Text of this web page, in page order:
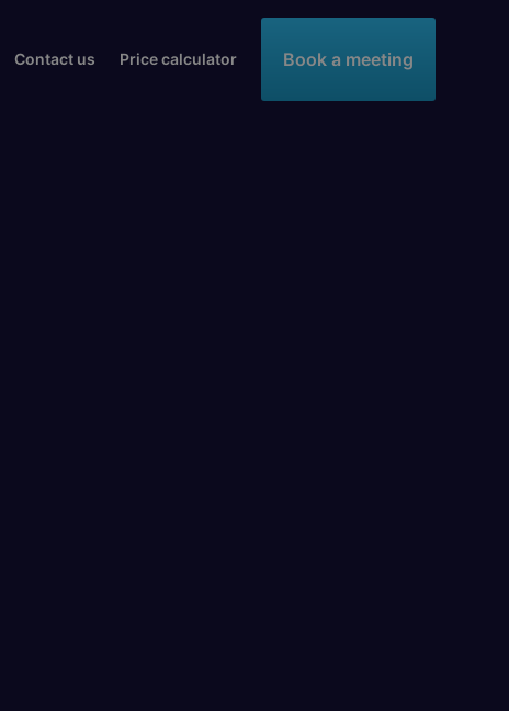
Contact us Price calculator Book a meeting